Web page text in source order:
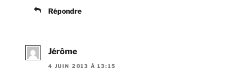
Répondre
Jérôme
4 JUIN 2013 À 13:15